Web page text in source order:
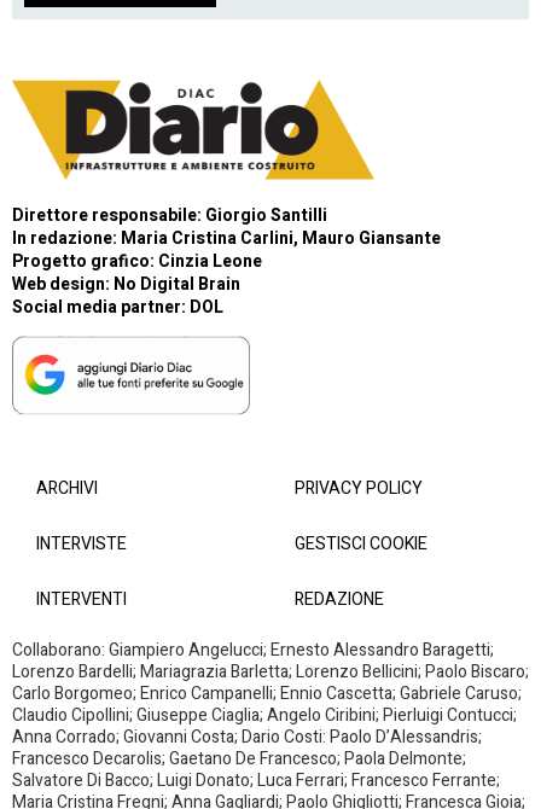
Direttore responsabile: Giorgio Santilli
In redazione: Maria Cristina Carlini, Mauro Giansante
Progetto grafico: Cinzia Leone
Web design: No Digital Brain
Social media partner: DOL
ARCHIVI
INTERVISTE
INTERVENTI
PRIVACY POLICY
GESTISCI COOKIE
REDAZIONE
Collaborano: Giampiero Angelucci; Ernesto Alessandro Baragetti;
Lorenzo Bardelli; Mariagrazia Barletta; Lorenzo Bellicini; Paolo Biscaro;
Carlo Borgomeo; Enrico Campanelli; Ennio Cascetta; Gabriele Caruso;
Claudio Cipollini; Giuseppe Ciaglia; Angelo Ciribini; Pierluigi Contucci;
Anna Corrado; Giovanni Costa; Dario Costi: Paolo D’Alessandris;
Francesco Decarolis; Gaetano De Francesco; Paola Delmonte;
Salvatore Di Bacco; Luigi Donato; Luca Ferrari; Francesco Ferrante;
Maria Cristina Fregni; Anna Gagliardi; Paolo Ghigliotti; Francesca Gioia;